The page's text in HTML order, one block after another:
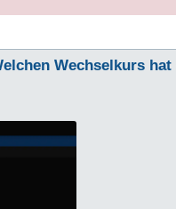
Wechselkurs